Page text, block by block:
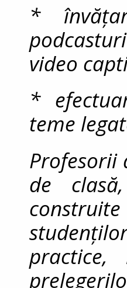
*
video
*
teme
Profesorii
de